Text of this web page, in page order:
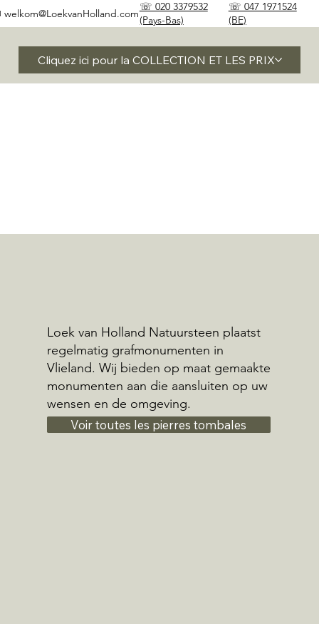
☏ 020 3379532
(Pays-Bas)
☏ 047 1971524
(BE)
welkom@LoekvanHolland.com
Cliquez ici pour la COLLECTION ET LES PRIX
Loek van Holland Natuursteen plaatst
regelmatig grafmonumenten in
Vlieland. Wij bieden op maat gemaakte
monumenten aan die aansluiten op uw
wensen en de omgeving.
Voir toutes les pierres tombales